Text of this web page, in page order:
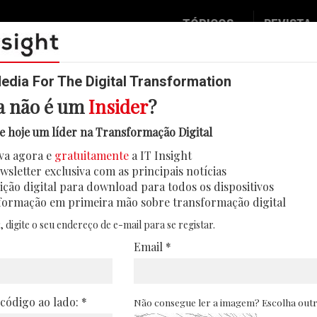
TÓPICOS
Digital
IT Strategy
Operação
Podcast
REVISTA
aposta do mercado público
de cloud crítica continuem a
global da cloud
20/05/2021
For The Digital Transformation
não é umInsider?
hoje um líder na Transformação Digital
agora e gratuitamente a IT Insight
exclusiva com as principais notícias
digital para download para todos os dispositivos
em primeira mão sobre transformação digital
o seu endereço de e-mail para se registar.
Email *
ao lado: * Não consegue ler a imagem? Escolha